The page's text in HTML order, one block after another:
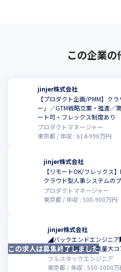
この企業
jinjer株式会社
【プロダクト企画/PMM】ク
ー」／GTM戦略立案・推進／
ート可・フレックス制度あり
プロダクトマネージャー
東京都
年収 : 614-996万円
jinjer株式会社
【リモートOK/フレックス
クラウド型人事システムの
プロダクトマネージャー
東京都
年収 :500-900万円
jinjer株式会社
◢バックエンドエンジニ
規開発の中核へ｜裁量大コ
フルスタックエンジニア
東京都
年収 :550-1000
この求人は募集終了しました